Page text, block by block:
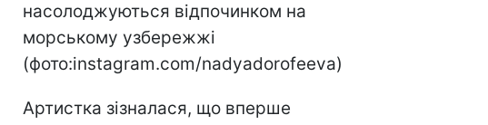
насолоджуються відпочинком на
морському узбережжі
(фото:instagram.com/nadyadorofeeva)
Артистка зізналася, що вперше